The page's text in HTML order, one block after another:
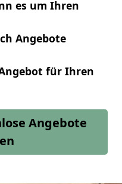
es um Ihren
Angebote
für Ihren
Angebote